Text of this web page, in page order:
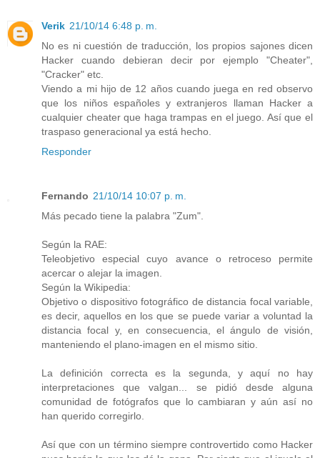
Verik 21/10/14 6:48 p. m.
No es ni cuestión de traducción, los propios sajones dicen
Hacker cuando debieran decir por ejemplo "Cheater",
"Cracker" etc.
Viendo a mi hijo de 12 años cuando juega en red observo
que los niños españoles y extranjeros llaman Hacker a
cualquier cheater que haga trampas en el juego. Así que el
traspaso generacional ya está hecho.
Responder
Fernando 21/10/14 10:07 p. m.
Más pecado tiene la palabra "Zum".
Según la RAE:
Teleobjetivo especial cuyo avance o retroceso permite
acercar o alejar la imagen.
Según la Wikipedia:
Objetivo o dispositivo fotográfico de distancia focal variable,
es decir, aquellos en los que se puede variar a voluntad la
distancia focal y, en consecuencia, el ángulo de visión,
manteniendo el plano-imagen en el mismo sitio.
La definición correcta es la segunda, y aquí no hay
interpretaciones que valgan... se pidió desde alguna
comunidad de fotógrafos que lo cambiaran y aún así no
han querido corregirlo.
Así que con un término siempre controvertido como Hacker